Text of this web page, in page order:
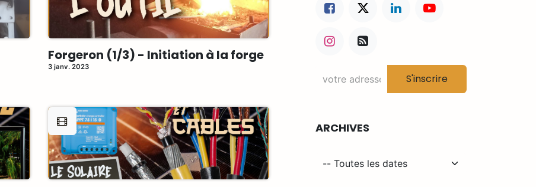
Forgeron (1/3) - Initiation à la forge
3 janv. 2023
S'inscrire
ARCHIVES